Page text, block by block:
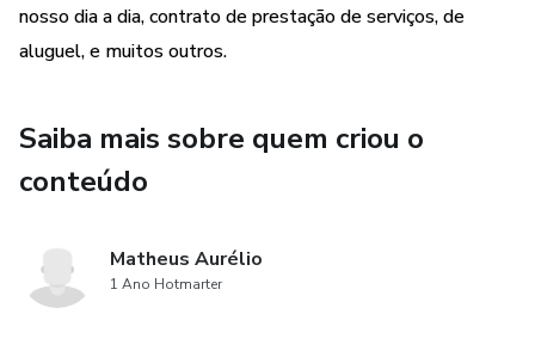
nosso dia a dia, contrato de prestação de serviços, de
aluguel, e muitos outros.
Saiba mais sobre quem criou o
conteúdo
Matheus Aurélio
1 Ano Hotmarter